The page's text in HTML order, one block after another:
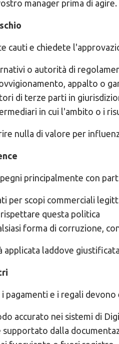
manager prima di agire.
cauti e chiedete
o autorità di
appalto o
di terze parti in
in cui l'ambito o i
nulla di valore per
principalmente con
per scopi commerciali
questa politica
forma di corruzione,
applicata laddove
pagamenti e i regali devono
accurato nei sistemi di
supportato dalla